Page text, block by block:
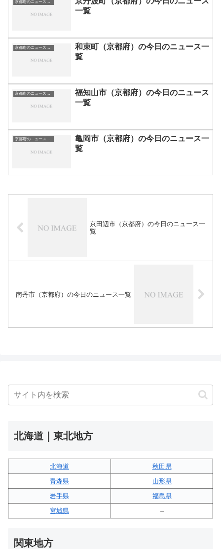
一覧
和束町（京都府）の今日のニュース一
覧
福知山市（京都府）の今日のニュース
一覧
京都府のニュース一覧
亀岡市（京都府）の今日のニュース一
覧
京田辺市（京都府）の今日のニュース一
覧
南丹市（京都府）の今日のニュース一覧
北海道｜東北地方
北海道
秋田県
青森県
山形県
岩手県
福島県
宮城県
–
関東地方